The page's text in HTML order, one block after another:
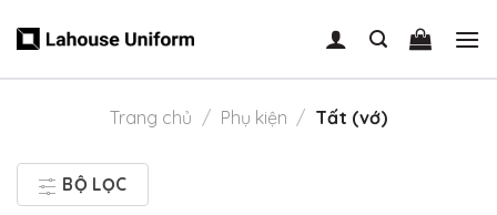
Trang chủ / Phụ kiện / Tất (vớ)
BỘ LỌC